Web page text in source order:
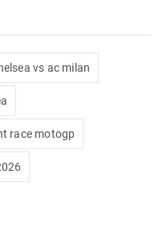
vs ac milan
race motogp